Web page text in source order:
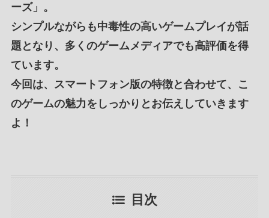
ーズ」。
シンプルながらも中毒性の高いゲームプレイが話
題 となり、 多くのゲームメディアでも高評価を得
ています。
今回は、
スマートフォン版の特徴と合わせて、こ
のゲームの魅力 をしっかりとお伝えしていきます
よ！
目次